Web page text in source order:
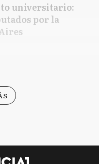
universitario:
por la